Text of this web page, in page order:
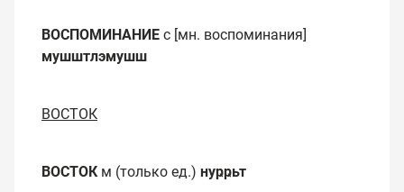
ВОСПОМИНАНИЕ с [мн. воспоминания]
мушштлэмушш
ВОСТОК
ВОСТОКм (только ед.) нуҏҏьт